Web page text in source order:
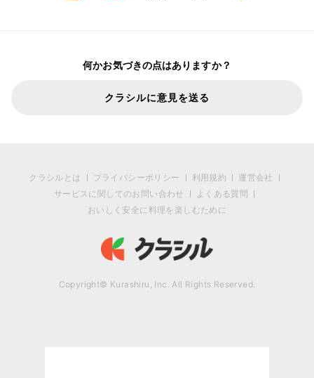
何かお気づきの点はありますか？
クラシルに意見を送る
クラシルとは プライバシーポリシー 利用規約
運営会社
サービスに関してのお問い合わせ
よくある質問
おいしく安全に料理を楽しむために
Copyright© Kurashiru, Inc. All Rights Reserved.